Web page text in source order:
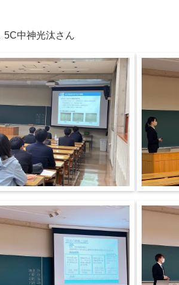
5C中神光汰さん